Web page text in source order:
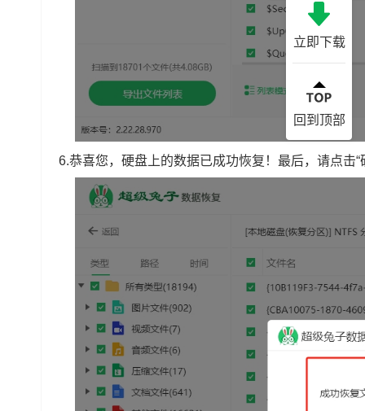
6.恭喜您，硬盘上的数据已成功恢复！最后，请点击
立即下载
回到顶部